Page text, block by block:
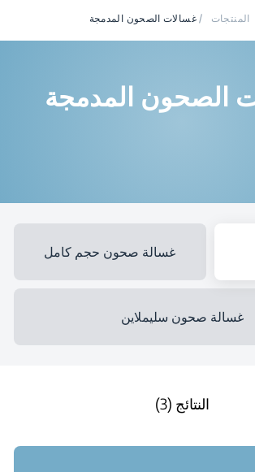
المنتجات / غسالات الصحون المدمجة
الصحون المدمجة
غسالة صحون حجم كامل
غسالة صحون سليملاين
النتائج (3)